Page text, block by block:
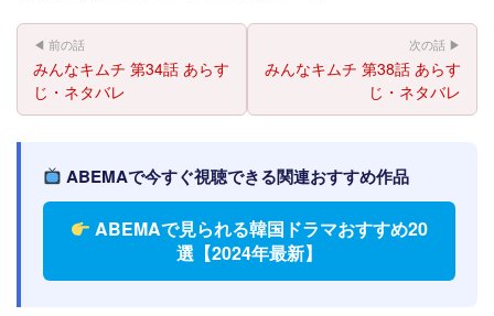
◀ 前の話
みんなキムチ 第34話 あらす
じ・ネタバレ
次の話 ▶
みんなキムチ 第38話 あらす
じ・ネタバレ
ABEMAで今すぐ視聴できる関連おすすめ作品
ABEMAで見られる韓国ドラマおすすめ20
選【2024年最新】